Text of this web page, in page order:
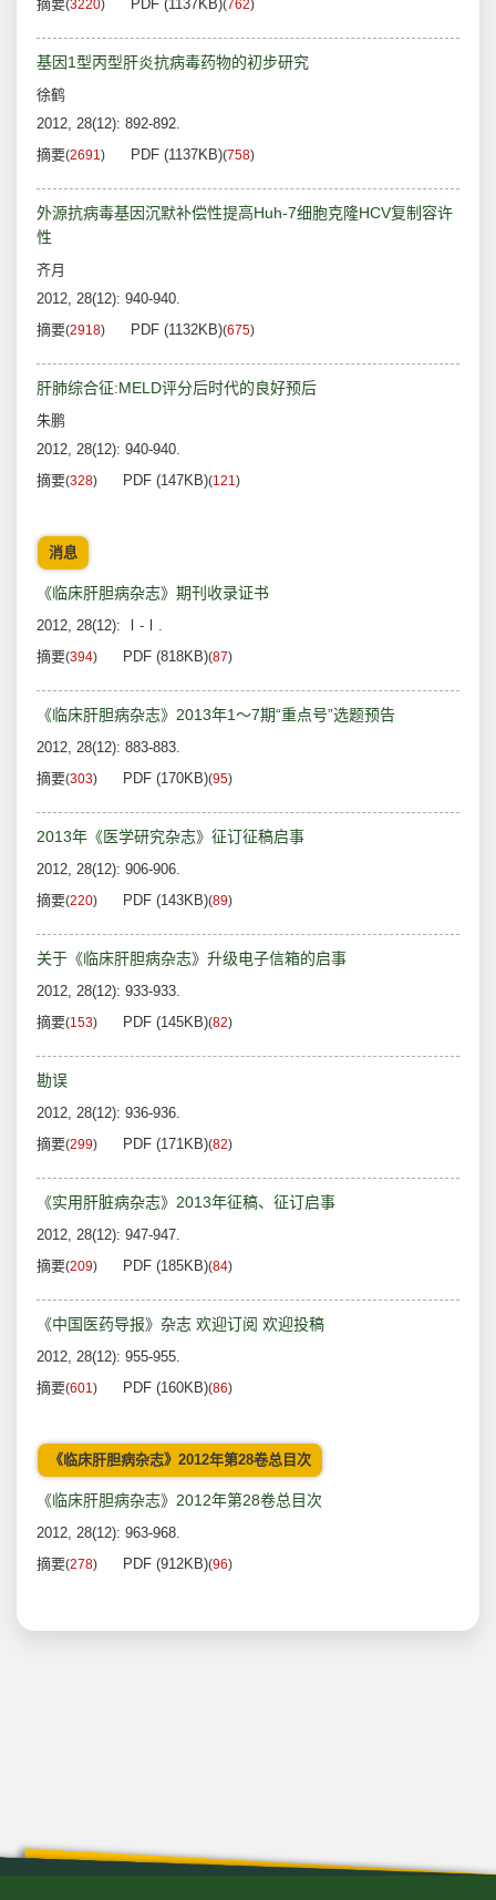
摘要(3220) PDF (1137KB)(762)
基因1型丙型肝炎抗病毒药物的初步研究
徐鹤
2012, 28(12): 892-892.
摘要(2691) PDF (1137KB)(758)
外源抗病毒基因沉默补偿性提高Huh-7细胞克隆HCV复制容许
性
齐月
2012, 28(12): 940-940.
摘要(2918) PDF (1132KB)(675)
肝肺综合征:MELD评分后时代的良好预后
朱鹏
2012, 28(12): 940-940.
摘要(328) PDF (147KB)(121)
消息
《临床肝胆病杂志》期刊收录证书
2012, 28(12): Ⅰ-Ⅰ.
摘要(394) PDF (818KB)(87)
《临床肝胆病杂志》2013年1～7期“重点号”选题预告
2012, 28(12): 883-883.
摘要(303) PDF (170KB)(95)
2013年《医学研究杂志》征订征稿启事
2012, 28(12): 906-906.
摘要(220) PDF (143KB)(89)
关于《临床肝胆病杂志》升级电子信箱的启事
2012, 28(12): 933-933.
摘要(153) PDF (145KB)(82)
勘误
2012, 28(12): 936-936.
摘要(299) PDF (171KB)(82)
《实用肝脏病杂志》2013年征稿、征订启事
2012, 28(12): 947-947.
摘要(209) PDF (185KB)(84)
《中国医药导报》杂志 欢迎订阅 欢迎投稿
2012, 28(12): 955-955.
摘要(601) PDF (160KB)(86)
《临床肝胆病杂志》2012年第28卷总目次
《临床肝胆病杂志》2012年第28卷总目次
2012, 28(12): 963-968.
摘要(278) PDF (912KB)(96)